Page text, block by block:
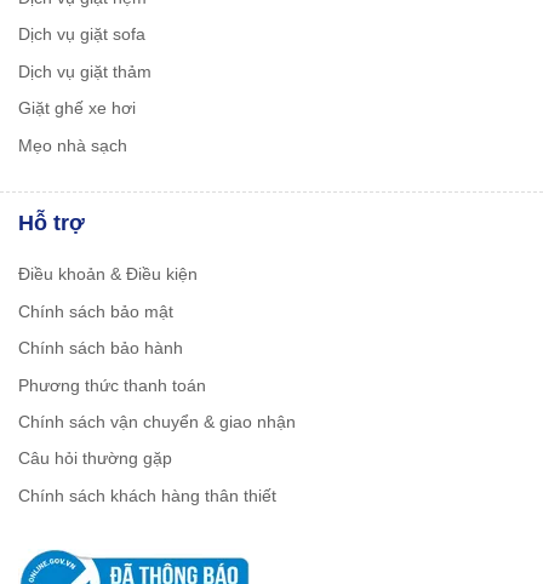
Dịch vụ giặt sofa
Dịch vụ giặt thảm
Giặt ghế xe hơi
Mẹo nhà sạch
Hỗ trợ
Điều khoản & Điều kiện
Chính sách bảo mật
Chính sách bảo hành
Phương thức thanh toán
Chính sách vận chuyển & giao nhận
Câu hỏi thường gặp
Chính sách khách hàng thân thiết